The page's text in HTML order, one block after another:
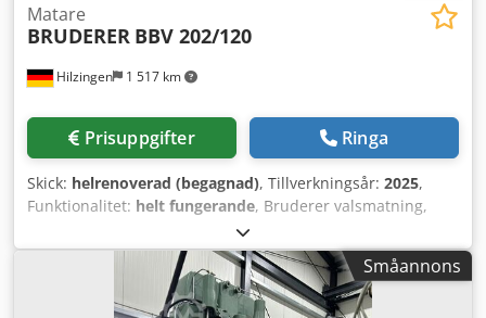
Hilzingen 1 517 km
Matare
BRUDERER BBV 202/120
Prisuppgifter Ringa
Skick: helrenoverad (begagnad), Tillverkningsår: 2025,
Funktionalitet: helt fungerande, Bruderer valsmatning,
BBV 202/120, Bandmatningsriktning från vänster till höger,
För montering på BSTA 25/250 eller BSTA 50/500
automatpress Matningslängd: 0-120 mm Valsbredd: 120
mm Maximal bandbredd: 203 mm Maximal bandtjocklek: 6
Småannons